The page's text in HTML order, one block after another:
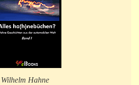
Wilhelm Hahne